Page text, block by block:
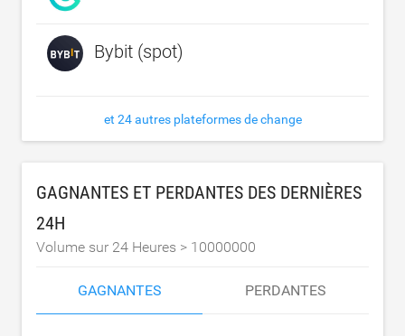
Bybit (spot)
et 24 autres plateformes de change
GAGNANTES ET PERDANTES DES DERNIÈRES
24H
Volume sur 24 Heures > 10000000
GAGNANTES PERDANTES